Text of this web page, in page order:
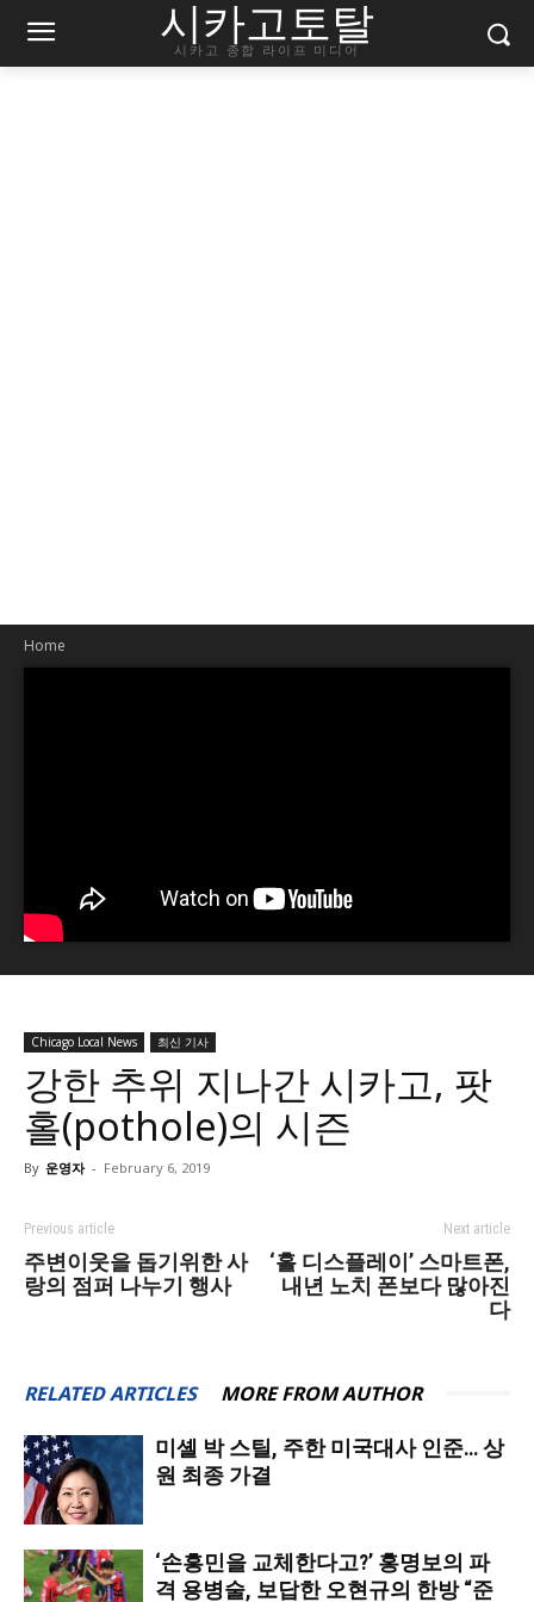
시카고토탈
시카고 종합 라이프 미디어
Home
Chicago Local News 최신 기사
강한 추위 지나간 시카고, 팟
홀(pothole)의 시즌
By 운영자 - February 6, 2019
Previous article
주변이웃을 돕기위한 사
랑의 점퍼 나누기 행사
Next article
‘홀 디스플레이’ 스마트폰,
내년 노치 폰보다 많아진
다
RELATED ARTICLES MORE FROM AUTHOR
미셸 박 스틸, 주한 미국대사 인준… 상
원 최종 가결
‘손흥민을 교체한다고?’ 홍명보의 파
격 용병술, 보답한 오현규의 한방 “준